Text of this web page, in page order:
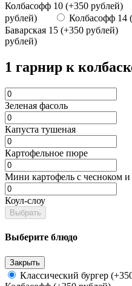
Колбасофф 10 (+350 рублей)
рублей)
Колбасофф
Баварская 15 (+350 рублей)
рублей)
1 гарнир к
Зеленая фасоль
Капуста тушеная
Картофельное пюре
Мини картофель с
Коул-слоу
Выбрать
Выберите блюдо
Закрыть
Классический бургер